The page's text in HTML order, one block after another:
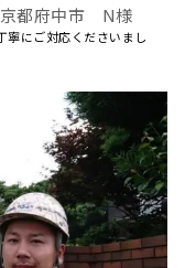
都府中市 N様
寧にご対応くださいまし